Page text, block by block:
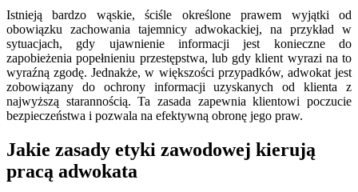
Istnieją bardzo wąskie, ściśle określone prawem wyjątki od
obowiązku zachowania tajemnicy adwokackiej, na przykład w
sytuacjach, gdy ujawnienie informacji jest konieczne do
zapobieżenia popełnieniu przestępstwa, lub gdy klient wyrazi na to
wyraźną zgodę. Jednakże, w większości przypadków, adwokat jest
zobowiązany do ochrony informacji uzyskanych od klienta z
najwyższą starannością. Ta zasada zapewnia klientowi poczucie
bezpieczeństwa i pozwala na efektywną obronę jego praw.
Jakie zasady etyki zawodowej kierują
pracą adwokata